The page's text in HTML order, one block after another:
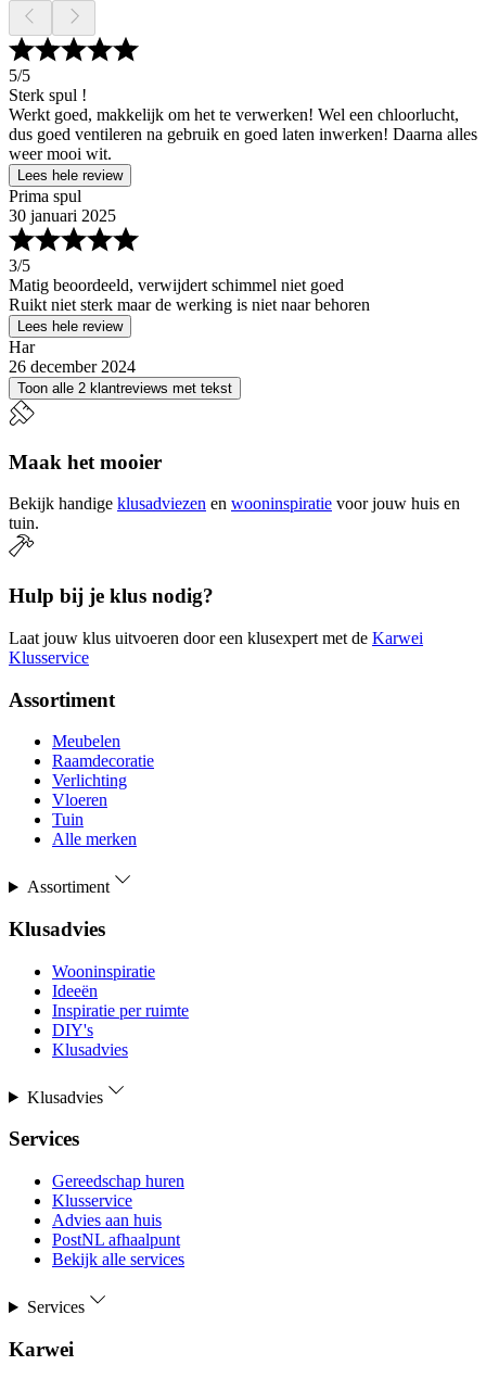
5/5
Sterk spul !
Werkt goed, makkelijk om het te verwerken! Wel een chloorlucht,
dus goed ventileren na gebruik en goed laten inwerken! Daarna alles
weer mooi wit.
Lees hele review
Prima spul
30 januari 2025
3/5
Matig beoordeeld, verwijdert schimmel niet goed
Ruikt niet sterk maar de werking is niet naar behoren
Lees hele review
Har
26 december 2024
Toon alle 2 klantreviews met tekst
Maak het mooier
Bekijk handige klusadviezen en wooninspiratie voor jouw huis en
tuin.
Hulp bij je klus nodig?
Laat jouw klus uitvoeren door een klusexpert met de Karwei
Klusservice
Assortiment
Meubelen
Raamdecoratie
Verlichting
Vloeren
Tuin
Alle merken
Assortiment
Klusadvies
Wooninspiratie
Ideeën
Inspiratie per ruimte
DIY's
Klusadvies
Klusadvies
Services
Gereedschap huren
Klusservice
Advies aan huis
PostNL afhaalpunt
Bekijk alle services
Services
Karwei